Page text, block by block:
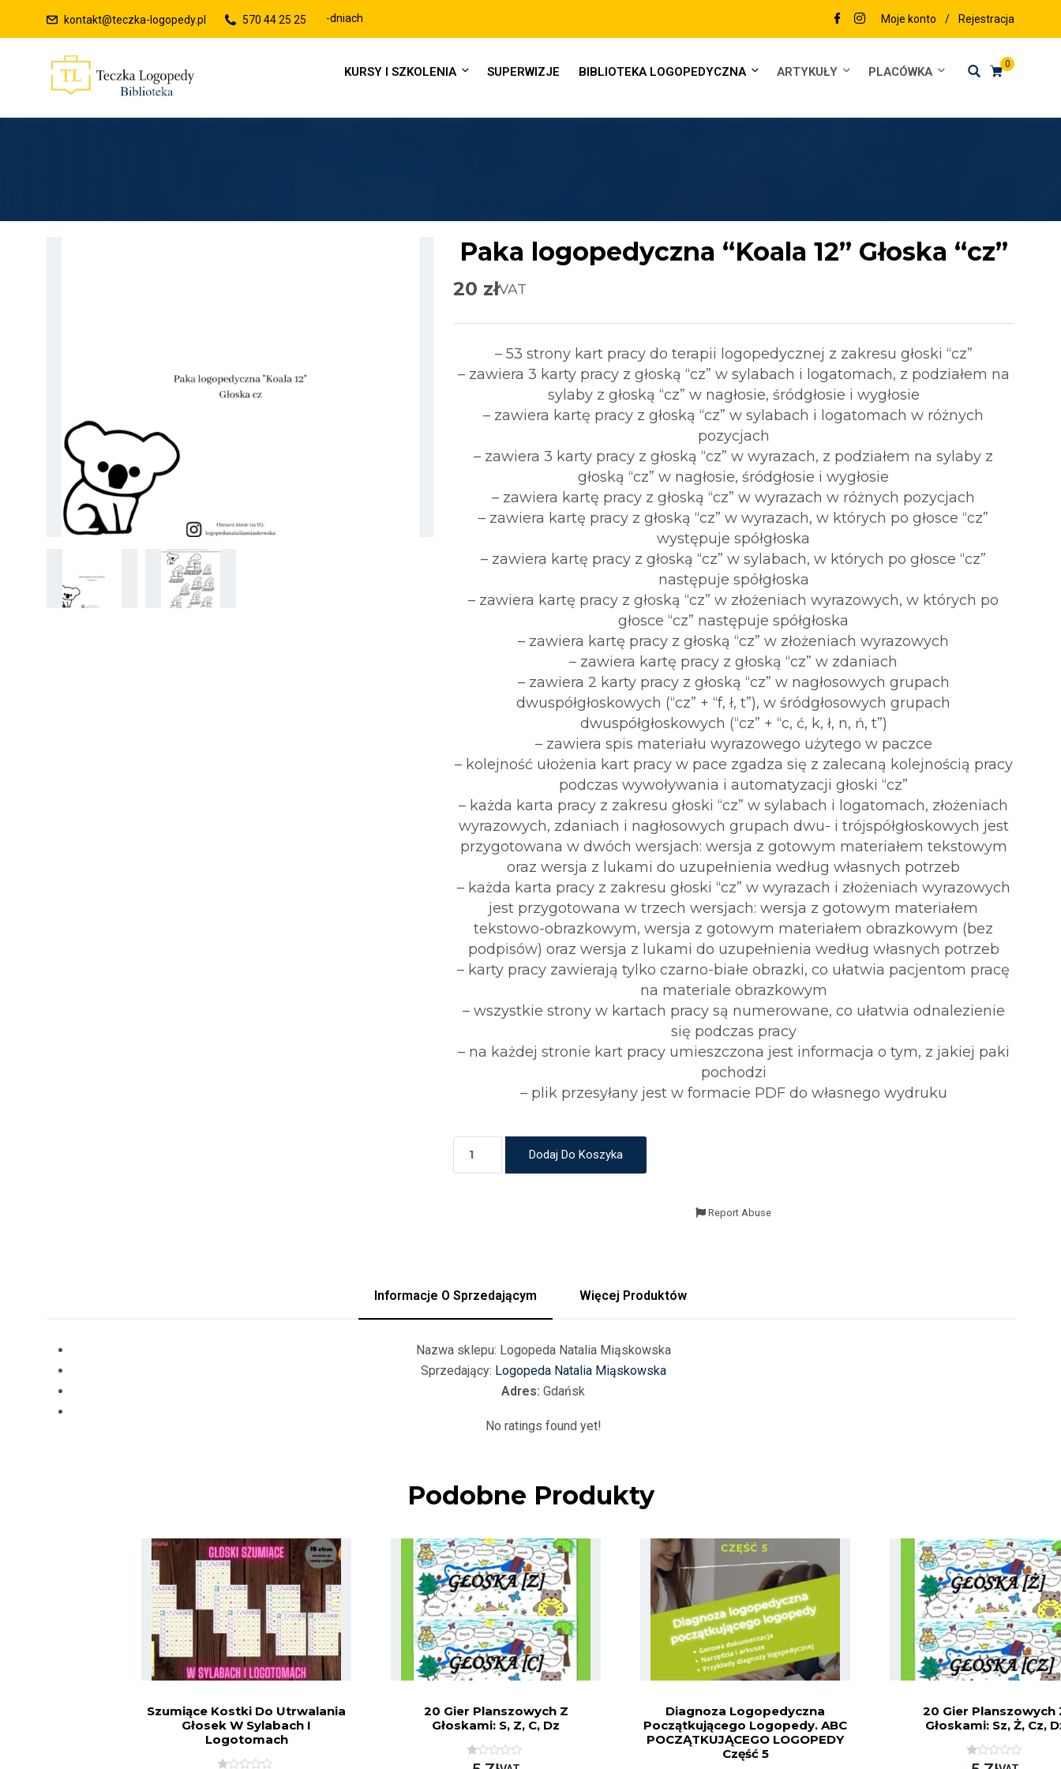
kontakt@teczka-logopedy.pl 570 44 25 25
Raty 0% lub płatności po 30-dniach Moje konto / Rejestracja
0
KURSY I SZKOLENIA SUPERWIZJE BIBLIOTEKA LOGOPEDYCZNA ARTYKUŁY PLACÓWKA
Paka logopedyczna “Koala 12” Głoska “cz”
20 złVAT
– 53 strony kart pracy do terapii logopedycznej z zakresu głoski “cz”
– zawiera 3 karty pracy z głoską “cz” w sylabach i logatomach, z podziałem na
sylaby z głoską “cz” w nagłosie, śródgłosie i wygłosie
– zawiera kartę pracy z głoską “cz” w sylabach i logatomach w różnych
pozycjach
– zawiera 3 karty pracy z głoską “cz” w wyrazach, z podziałem na sylaby z
głoską “cz” w nagłosie, śródgłosie i wygłosie
– zawiera kartę pracy z głoską “cz” w wyrazach w różnych pozycjach
– zawiera kartę pracy z głoską “cz” w wyrazach, w których po głosce “cz”
występuje spółgłoska
– zawiera kartę pracy z głoską “cz” w sylabach, w których po głosce “cz”
następuje spółgłoska
– zawiera kartę pracy z głoską “cz” w złożeniach wyrazowych, w których po
głosce “cz” następuje spółgłoska
– zawiera kartę pracy z głoską “cz” w złożeniach wyrazowych
– zawiera kartę pracy z głoską “cz” w zdaniach
– zawiera 2 karty pracy z głoską “cz” w nagłosowych grupach
dwuspółgłoskowych (“cz” + “f, ł, t”), w śródgłosowych grupach
dwuspółgłoskowych (“cz” + “c, ć, k, ł, n, ń, t”)
– zawiera spis materiału wyrazowego użytego w paczce
– kolejność ułożenia kart pracy w pace zgadza się z zalecaną kolejnością pracy
podczas wywoływania i automatyzacji głoski “cz”
– każda karta pracy z zakresu głoski “cz” w sylabach i logatomach, złożeniach
wyrazowych, zdaniach i nagłosowych grupach dwu- i trójspółgłoskowych jest
przygotowana w dwóch wersjach: wersja z gotowym materiałem tekstowym
oraz wersja z lukami do uzupełnienia według własnych potrzeb
– każda karta pracy z zakresu głoski “cz” w wyrazach i złożeniach wyrazowych
jest przygotowana w trzech wersjach: wersja z gotowym materiałem
tekstowo-obrazkowym, wersja z gotowym materiałem obrazkowym (bez
podpisów) oraz wersja z lukami do uzupełnienia według własnych potrzeb
– karty pracy zawierają tylko czarno-białe obrazki, co ułatwia pacjentom pracę
na materiale obrazkowym
– wszystkie strony w kartach pracy są numerowane, co ułatwia odnalezienie
się podczas pracy
– na każdej stronie kart pracy umieszczona jest informacja o tym, z jakiej paki
pochodzi
– plik przesyłany jest w formacie PDF do własnego wydruku
Dodaj Do Koszyka
Report Abuse
Informacje O Sprzedającym Więcej Produktów
Nazwa sklepu: Logopeda Natalia Miąskowska
Sprzedający: Logopeda Natalia Miąskowska
Adres: Gdańsk
No ratings found yet!
Podobne Produkty
Szumiące Kostki Do Utrwalania
Głosek W Sylabach I
Logotomach
20 Gier Planszowych Z
Głoskami: S, Z, C, Dz
O
Diagnoza Logopedyczna
Początkującego Logopedy. ABC
POCZĄTKUJĄCEGO LOGOPEDY
Część 5
20 Gier Planszowych
Głoskami: Sz, Ż, Cz,
O